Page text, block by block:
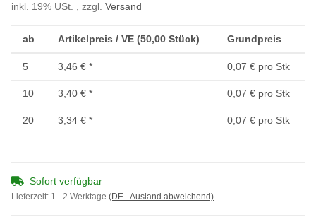
inkl. 19% USt. , zzgl. Versand
ab Artikelpreis / VE (50,00 Stück) Grundpreis
5 3,46 € * 0,07 € pro Stk
10 3,40 € * 0,07 € pro Stk
20 3,34 € * 0,07 € pro Stk
Sofort verfügbar
Lieferzeit: 1 - 2 Werktage (DE - Ausland abweichend)